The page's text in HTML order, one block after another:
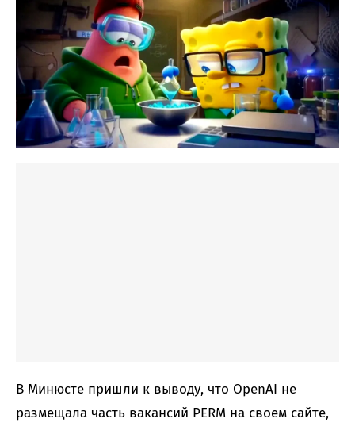
В Минюсте пришли к выводу, что OpenAI не
размещала часть вакансий PERM на своем сайте,